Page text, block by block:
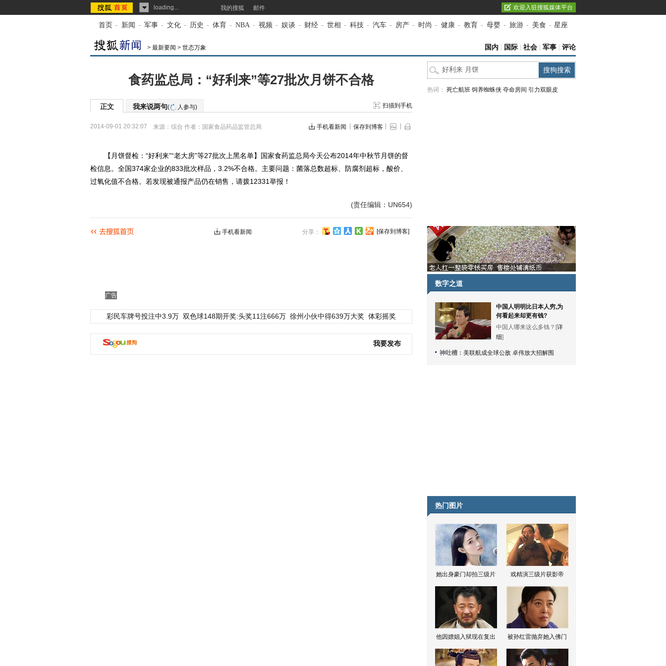
loading... 我的搜狐 邮件 欢迎入驻搜狐媒体平台
首页 - 新闻 - 军事 - 文化 - 历史 - 体育 - NBA - 视频 - 娱谈 - 财经 - 世相 - 科技 - 汽车 - 房产 - 时尚 - 健康 - 教育 - 母婴 - 旅游 - 美食 - 星座
> 最新要闻 > 世态万象 国内 国际 社会 军事 评论
食药监总局：“好利来”等27批次月饼不合格
正文 我来说两句( 人参与) 扫描到手机
2014-09-01 20:32:07 来源： 综合 作者：国家食品药品监管总局 手机看新闻 保存到博客
【月饼督检：“好利来”“老大房”等27批次上黑名单】国家食药监总局今天公布2014年中秋节月饼的督
检信息。全国374家企业的833批次样品，3.2%不合格。主要问题：菌落总数超标、防腐剂超标，酸价、
过氧化值不合格。若发现被通报产品仍在销售，请拨12331举报！
(责任编辑：UN654)
分享： [保存到博客]
手机看新闻
广告
彩民车牌号投注中3.9万 双色球148期开奖:头奖11注666万 徐州小伙中得639万大奖 体彩摇奖
我要发布
热词： 死亡航班 饲养蜘蛛侠 夺命房间 引力双眼皮
数字之道
中国人明明比日本人穷,为
何看起来却更有钱?
中国人哪来这么多钱？[详
细]
神吐槽： 美联航成全球公敌 卓伟放大招解围
热门图片
她出身豪门却拍三级片 戏精演三级片获影帝
他因嫖娼入狱现在复出 被孙红雷抛弃她入佛门